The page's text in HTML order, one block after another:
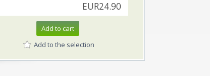
EUR24.90
Add to cart
Add to the selection